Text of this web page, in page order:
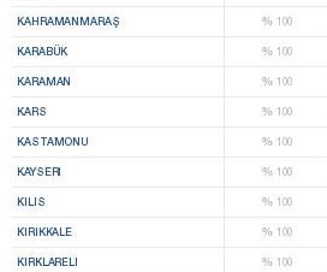
KAHRAMANMARAŞ %100
KARABÜK %100
KARAMAN %100
KARS %100
KASTAMONU %100
KAYSERI %100
KILIS %100
KIRIKKALE %100
KIRKLARELI %100